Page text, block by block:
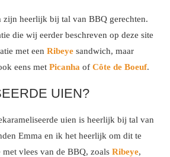
zijn heerlijk bij tal van BBQ gerechten.
die wij eerder beschreven op deze site
met een Ribeye sandwich, maar
eens met Picanha of Côte de Boeuf.
UIEN?
uien is heerlijk bij tal van
Emma en ik het heerlijk om dit te
vlees van de BBQ, zoals Ribeye,